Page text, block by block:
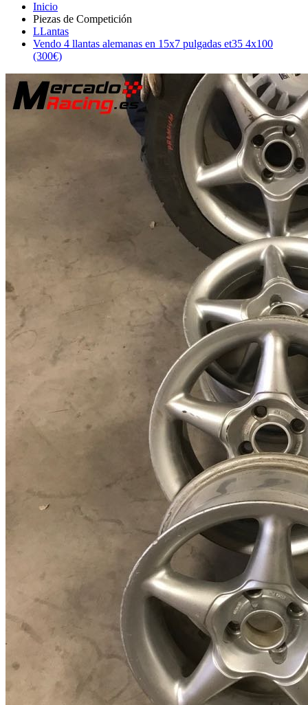
Inicio
Piezas de Competición
LLantas
Vendo 4 llantas alemanas en 15x7 pulgadas et35 4x100
(300€)